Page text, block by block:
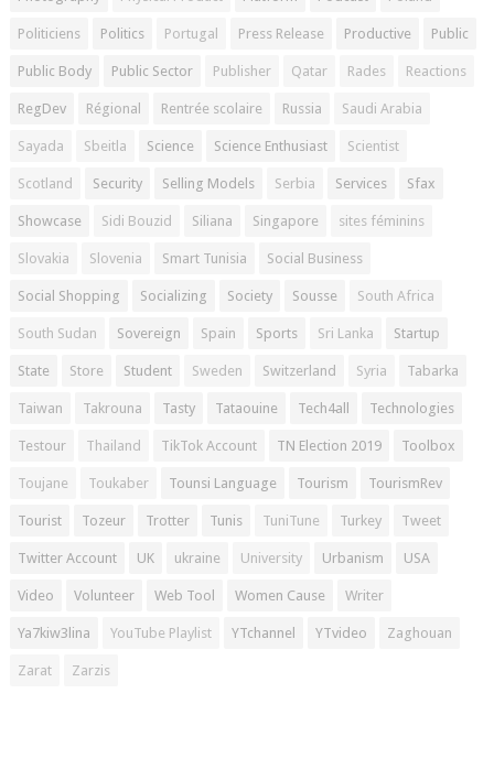
Politiciens Politics Portugal Press Release Productive Public
Public Body Public Sector Publisher Qatar Rades Reactions
RegDev Régional Rentrée scolaire Russia Saudi Arabia
Sayada Sbeitla Science Science Enthusiast Scientist
Scotland Security Selling Models Serbia Services Sfax
Showcase Sidi Bouzid Siliana Singapore sites féminins
Slovakia Slovenia Smart Tunisia Social Business
Social Shopping Socializing Society Sousse South Africa
South Sudan Sovereign Spain Sports Sri Lanka Startup
State Store Student Sweden Switzerland Syria Tabarka
Taiwan Takrouna Tasty Tataouine Tech4all Technologies
Testour Thailand TikTok Account TN Election 2019 Toolbox
Toujane Toukaber Tounsi Language Tourism TourismRev
Tourist Tozeur Trotter Tunis TuniTune Turkey Tweet
Twitter Account UK ukraine University Urbanism USA
Video Volunteer Web Tool Women Cause Writer
Ya7kiw3lina YouTube Playlist YTchannel YTvideo Zaghouan
Zarat Zarzis